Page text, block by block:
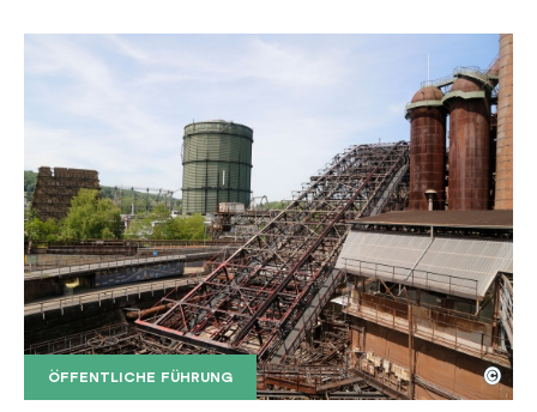
ÖFFENTLICHE FÜHRUNG
Der Erzschrägaufzug der Völklinger Hütte mit
Copyright: Weltkulturerbe Völklinger Hütte | Karl
©